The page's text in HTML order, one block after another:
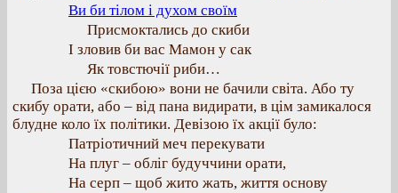
Ви би тілом і духом своїм
Присмоктались до скиби
І зловив би вас Мамон у сак
Як товстючії риби…
Поза цією «скибою» вони не бачили світа. Або ту
скибу орати, або – від пана видирати, в цім замикалося
блудне коло їх політики. Девізою їх акції було:
Патріотичний меч перекувати
На плуг – обліг будуччини орати,
На серп – щоб жито жать, життя основу